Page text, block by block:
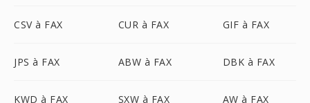
CSV à FAX CUR à FAX GIF à FAX
JPS à FAX ABW à FAX DBK à FAX
KWD à FAX SXW à FAX AW à FAX